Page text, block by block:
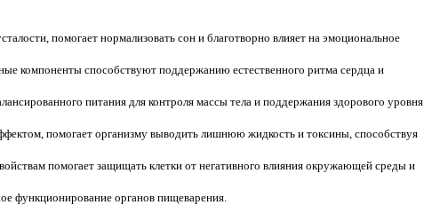
помогает нормализовать сон и благотворно влияет на эмоциональное
компоненты способствуют поддержанию естественного ритма сердца и
питания для контроля массы тела и поддержания здорового уровня
помогает организму выводить лишнюю жидкость и токсины, способствуя
помогает защищать клетки от негативного влияния окружающей среды и
функционирование органов пищеварения.